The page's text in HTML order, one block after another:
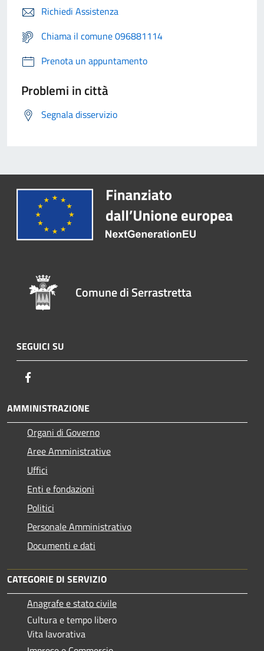
Richiedi Assistenza
Chiama il comune 096881114
Prenota un appuntamento
Problemi in città
Segnala disservizio
Comune di Serrastretta
SEGUICI SU
AMMINISTRAZIONE
Organi di Governo
Aree Amministrative
Uffici
Enti e fondazioni
Politici
Personale Amministrativo
Documenti e dati
CATEGORIE DI SERVIZIO
Anagrafe e stato civile
Cultura e tempo libero
Vita lavorativa